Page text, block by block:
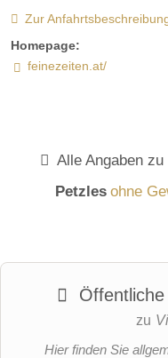
Zur
Homepage:
feinezeiten.at/
Alle Angaben zu
Petzles ohne
zu
Hier finden Sie